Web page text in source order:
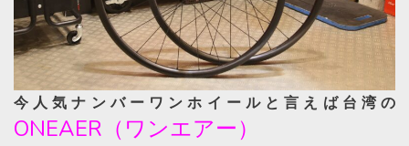
今人気ナンバーワンホイールと言えば台湾の
ONEAER（ワンエアー）